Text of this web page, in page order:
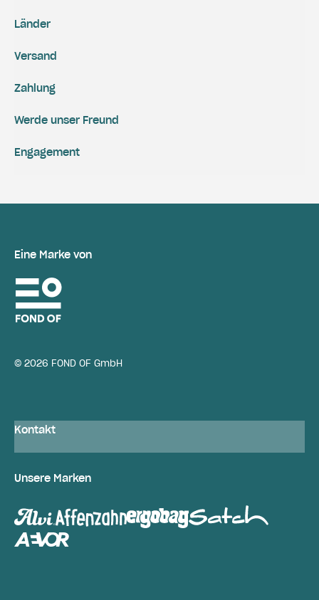
Versand
Zahlung
Engagement
Werde unser Freund
Länder
Eine Marke von
© 2026 FOND OF GmbH
Kontakt
Unsere Marken